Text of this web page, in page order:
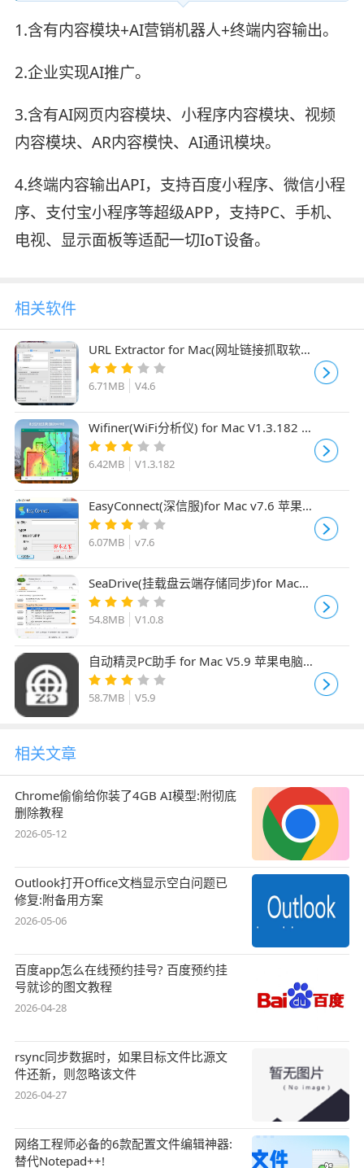
1.含有内容模块+AI营销机器人+终端内容输出。
2.企业实现AI推广。
3.含有AI网页内容模块、小程序内容模块、视频
内容模块、AR内容模快、AI通讯模块。
4.终端内容输出API，支持百度小程序、微信小程
序、支付宝小程序等超级APP，支持PC、手机、
电视、显示面板等适配一切IoT设备。
相关软件
URL Extractor for Mac(网址链接抓取软
件) V4.6 苹果电脑版
6.71MB V4.6
Wifiner(WiFi分析仪) for Mac V1.3.182 苹
果电脑版
6.42MB V1.3.182
EasyConnect(深信服)for Mac v7.6 苹果
电脑版
6.07MB v7.6
SeaDrive(挂载盘云端存储同步)for Mac
V1.0.8 苹果电脑版
54.8MB V1.0.8
自动精灵PC助手 for Mac V5.9 苹果电脑
版
58.7MB V5.9
相关文章
Chrome偷偷给你装了4GB AI模型:附彻底
删除教程
2026-05-12
Outlook打开Office文档显示空白问题已
修复:附备用方案
2026-05-06
百度app怎么在线预约挂号? 百度预约挂
号就诊的图文教程
2026-04-28
rsync同步数据时，如果目标文件比源文
件还新，则忽略该文件
2026-04-27
网络工程师必备的6款配置文件编辑神器:
替代Notepad++!